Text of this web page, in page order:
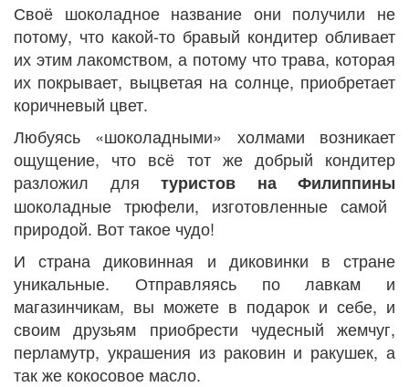
Своё шоколадное название они получили не
потому, что какой-то бравый кондитер обливает
их этим лакомством, а потому что трава, которая
их покрывает, выцветая на солнце, приобретает
коричневый цвет.
Любуясь «шоколадными» холмами возникает
ощущение, что всё тот же добрый кондитер
разложил для туристов на Филиппины
шоколадные трюфели, изготовленные самой
природой. Вот такое чудо!
И страна диковинная и диковинки в стране
уникальные. Отправляясь по лавкам и
магазинчикам, вы можете в подарок и себе, и
своим друзьям приобрести чудесный жемчуг,
перламутр, украшения из раковин и ракушек, а
так же кокосовое масло.